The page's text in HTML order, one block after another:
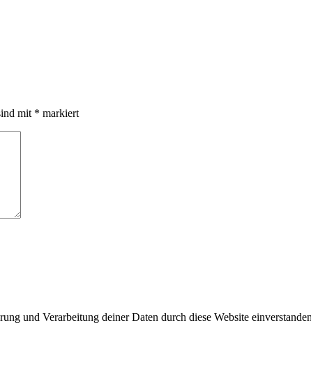
mit * markiert
und Verarbeitung deiner Daten durch diese Website